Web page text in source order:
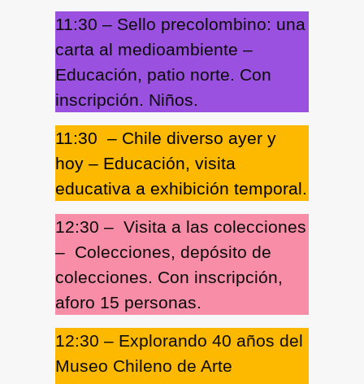
11:30 – Sello precolombino: una
carta al medioambiente –
Educación, patio norte. Con
inscripción. Niños.
11:30 – Chile diverso ayer y
hoy – Educación, visita
educativa a exhibición temporal.
12:30 – Visita a las colecciones
– Colecciones, depósito de
colecciones. Con inscripción,
aforo 15 personas.
12:30 – Explorando 40 años del
Museo Chileno de Arte